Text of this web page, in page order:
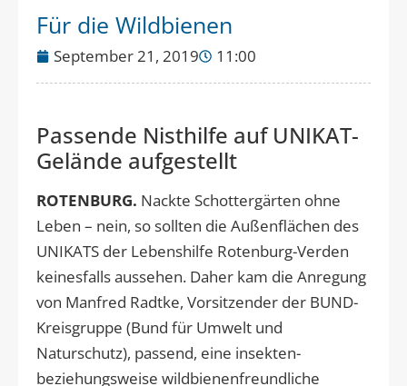
Für die Wildbienen
September 21, 2019 11:00
Passende Nisthilfe auf UNIKAT-
Gelände aufgestellt
ROTENBURG. Nackte Schottergärten ohne
Leben – nein, so sollten die Außenflächen des
UNIKATS der Lebenshilfe Rotenburg-Verden
keinesfalls aussehen. Daher kam die Anregung
von Manfred Radtke, Vorsitzender der BUND-
Kreisgruppe (Bund für Umwelt und
Naturschutz), passend, eine insekten-
beziehungsweise wildbienenfreundliche